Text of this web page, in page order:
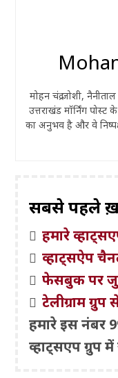
मोहन चंद्र जोशी,
उत्तराखंड मॉर्निंग पोस्ट
का अनुभव है और वे
सबसे पहले
हमारे
व्हाट्सऐप
फेसबुक पर
टेलीग्राम
हमारे इस नंबर
व्हाट्सएप ग्रुप